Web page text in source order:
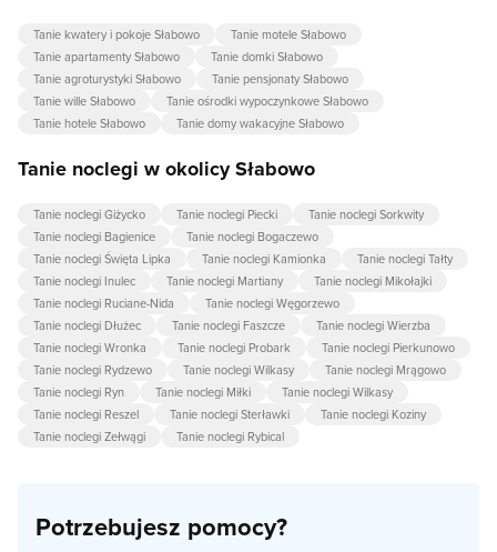
Tanie kwatery i pokoje Słabowo
Tanie motele Słabowo
Tanie apartamenty Słabowo
Tanie domki Słabowo
Tanie agroturystyki Słabowo
Tanie pensjonaty Słabowo
Tanie wille Słabowo
Tanie ośrodki wypoczynkowe Słabowo
Tanie hotele Słabowo
Tanie domy wakacyjne Słabowo
Tanie noclegi w okolicy Słabowo
Tanie noclegi Giżycko Tanie noclegi Piecki
Tanie noclegi Sorkwity
Tanie noclegi Bagienice
Tanie noclegi Bogaczewo
Tanie noclegi Święta Lipka
Tanie noclegi Kamionka
Tanie noclegi Tałty
Tanie noclegi Inulec
Tanie noclegi Martiany
Tanie noclegi Mikołajki
Tanie noclegi Ruciane-Nida
Tanie noclegi Węgorzewo
Tanie noclegi Dłużec
Tanie noclegi Faszcze
Tanie noclegi Wierzba
Tanie noclegi Wronka
Tanie noclegi Probark
Tanie noclegi Pierkunowo
Tanie noclegi Rydzewo
Tanie noclegi Wilkasy
Tanie noclegi Mrągowo
Tanie noclegi Ryn
Tanie noclegi Miłki
Tanie noclegi Wilkasy
Tanie noclegi Reszel
Tanie noclegi Sterławki
Tanie noclegi Koziny
Tanie noclegi Zełwągi
Tanie noclegi Rybical
Potrzebujesz pomocy?